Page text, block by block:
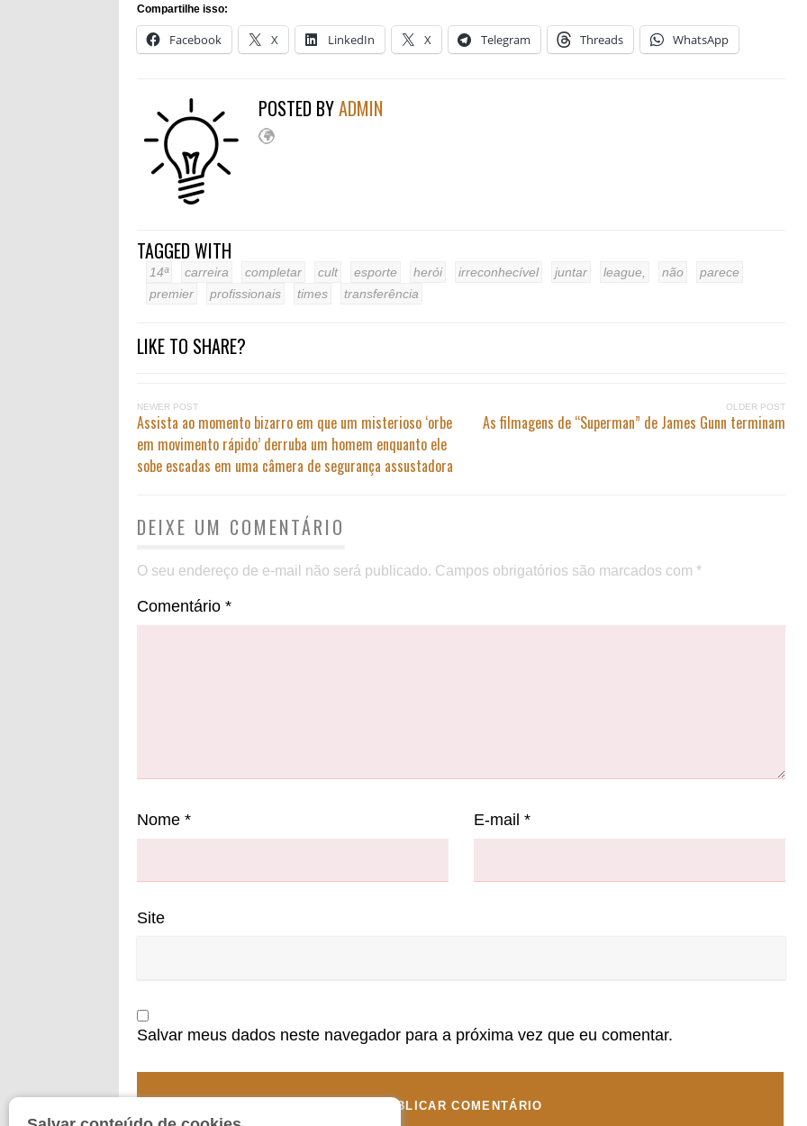
Compartilhe isso:
Facebook X LinkedIn X Telegram Threads WhatsApp
POSTED BYADMIN
TAGGED WITH
14ª carreira completar cult esporte herói irreconhecível juntar league, não
parece
premier
profissionais times transferência
LIKE TO SHARE?
NEWER POST
Assista ao momento bizarro em que um misterioso ‘orbe
em movimento rápido’ derruba um homem enquanto ele
sobe escadas em uma câmera de segurança assustadora
OLDER POST
As filmagens de “Superman” de James Gunn terminam
DEIXE UM COMENTÁRIO
O seu endereço de e-mail não será publicado. Campos obrigatórios são marcados com *
Comentário *
Nome * E-mail*
Site
Salvar meus dados neste navegador para a próxima vez que eu comentar.